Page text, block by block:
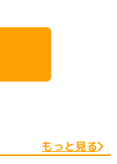
もっと見る